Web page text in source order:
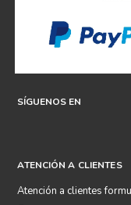
SÍGUENOS EN
ATENCIÓN A CLIENTES
Atención a clientes